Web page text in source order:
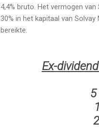
4,4% bruto. Het vermogen
30% in het kapitaal van Solvay
bereikte.
Ex-